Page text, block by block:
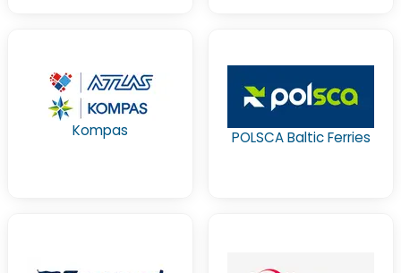
Kompas POLSCA Baltic Ferries